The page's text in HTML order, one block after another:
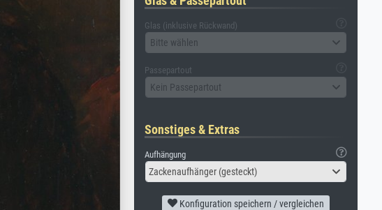
Glas (inklusive Rückwand)
Bitte wählen
Passepartout
Kein Passepartout
Sonstiges & Extras
Aufhängung
Zackenaufhänger (gesteckt)
Konfiguration speichern / vergleichen